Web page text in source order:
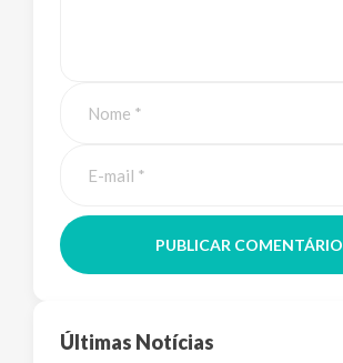
PUBLICAR COMENTÁRIO
Últimas Notícias